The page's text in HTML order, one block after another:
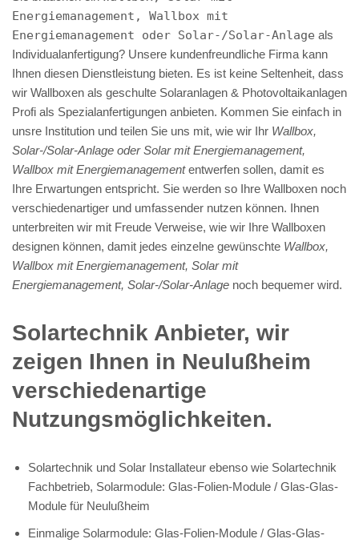
Energiemanagement, Wallbox mit
Energiemanagement oder Solar-/Solar-Anlage als
Individualanfertigung? Unsere kundenfreundliche Firma kann
Ihnen diesen Dienstleistung bieten. Es ist keine Seltenheit, dass
wir Wallboxen als geschulte Solaranlagen & Photovoltaikanlagen
Profi als Spezialanfertigungen anbieten. Kommen Sie einfach in
unsre Institution und teilen Sie uns mit, wie wir Ihr Wallbox,
Solar-/Solar-Anlage oder Solar mit Energiemanagement,
Wallbox mit Energiemanagemententwerfen sollen, damit es
Ihre Erwartungen entspricht. Sie werden so Ihre Wallboxen noch
verschiedenartiger und umfassender nutzen können. Ihnen
unterbreiten wir mit Freude Verweise, wie wir Ihre Wallboxen
designen können, damit jedes einzelne gewünschte Wallbox,
Wallbox mit Energiemanagement, Solar mit
Energiemanagement, Solar-/Solar-Anlage noch bequemer wird.
Solartechnik Anbieter, wir
zeigen Ihnen in Neulußheim
verschiedenartige
Nutzungsmöglichkeiten.
Solartechnik und Solar Installateur ebenso wie Solartechnik
Fachbetrieb, Solarmodule: Glas-Folien-Module / Glas-Glas-
Module für Neulußheim
Einmalige Solarmodule: Glas-Folien-Module / Glas-Glas-